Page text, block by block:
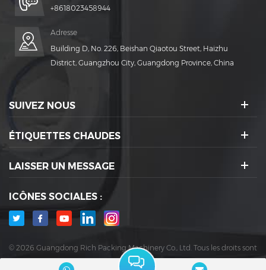
+8618023458944
Adresse
Building D, No. 226, Beishan Qiaotou Street, Haizhu
District, Guangzhou City, Guangdong Province, China
SUIVEZ NOUS
ÉTIQUETTES CHAUDES
LAISSER UN MESSAGE
ICÔNES SOCIALES :
© 2026 Guangdong Rich Packing Machinery Co., Ltd. Tous les droits sont
| XML | politique de confidentialité